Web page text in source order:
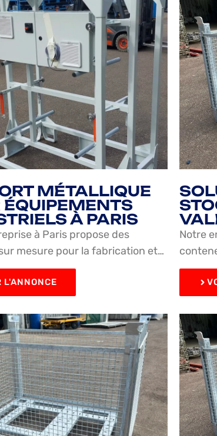
MÉTALLIQUE
ÉQUIPEMENTS
À PARIS
à Paris propose des
mesure pour la fabrication et…
L'ANNONCE
Notre